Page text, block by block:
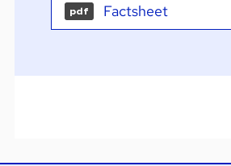
pdf Factsheet